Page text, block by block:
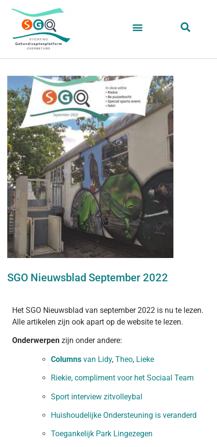
SGO Nieuwsblad September 2022
Het SGO Nieuwsblad van september 2022 is nu te lezen.
Alle artikelen zijn ook apart op de website te lezen.
Onderwerpen zijn onder andere:
Columns van Lidy, Theo, Lieke
Riekie, compliment voor het Sociaal Team
Sport interview zitvolleybal
Huishoudelijke Ondersteuning is veranderd
Toegankelijk Park Lingezegen